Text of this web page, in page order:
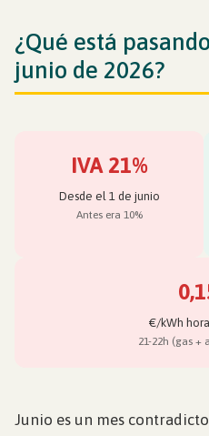
¿Qué está
junio de 2026?
IVA 21%
Desde el 1 de junio
Antes era 10%
€/kWh
21-22h (gas +
Junio es un mes